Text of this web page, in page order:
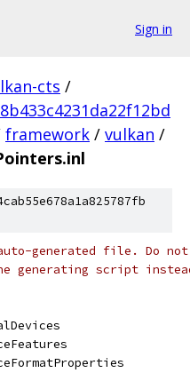
Sign in
cts /
framework / vulkan /
auto-generated file. Do
generating script